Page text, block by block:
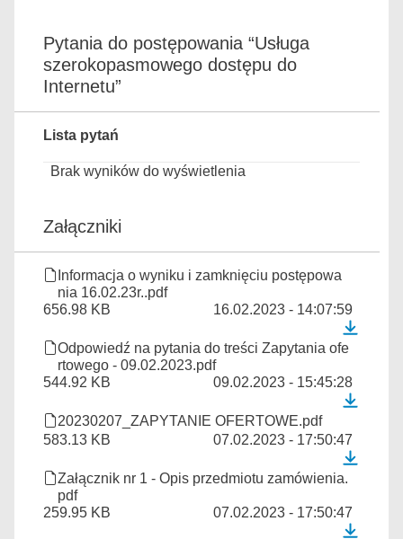
Pytania do postępowania “Usługa
szerokopasmowego dostępu do
Internetu”
Lista pytań
Brak wyników do wyświetlenia
Załączniki
Informacja o wyniku i zamknięciu postępowa
nia 16.02.23r..pdf
656.98 KB
16.02.2023 - 14:07:59
Odpowiedź na pytania do treści Zapytania ofe
rtowego - 09.02.2023.pdf
544.92 KB
09.02.2023 - 15:45:28
20230207_ZAPYTANIE OFERTOWE.pdf
583.13 KB
07.02.2023 - 17:50:47
Załącznik nr 1 - Opis przedmiotu zamówienia.
pdf
259.95 KB
07.02.2023 - 17:50:47